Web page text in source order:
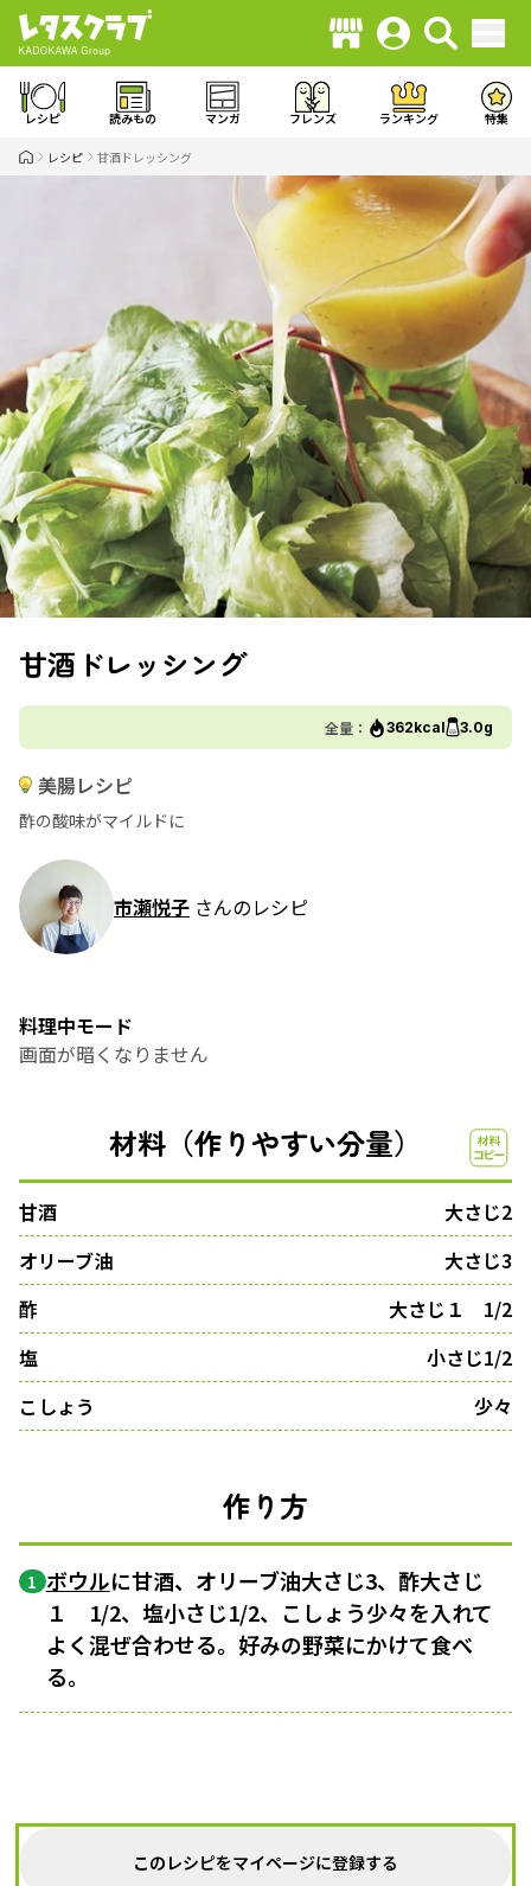
レシピ 読みもの マンガ フレンズ ランキング 特集
レシピ 甘酒ドレッシング
甘酒ドレッシング
全量： 362kcal 3.0g
美腸レシピ
酢の酸味がマイルドに
市瀬悦子 さんのレシピ
料理中モード
画面が暗くなりません
材料（作りやすい分量）
甘酒
大さじ2
オリーブ油
大さじ3
酢
大さじ１ 1/2
塩
小さじ1/2
こしょう
少々
作り方
1 ボウルに甘酒、オリーブ油大さじ3、酢大さじ
１ 1/2、塩小さじ1/2、こしょう少々を入れて
よく混ぜ合わせる。好みの野菜にかけて食べ
る。
このレシピをマイページに登録する